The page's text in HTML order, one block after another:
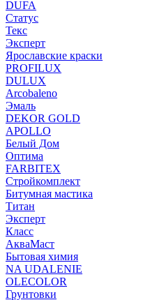
DUFA
Статус
Текс
Эксперт
Ярославские краски
PROFILUX
DULUX
Arcobaleno
Эмаль
DEKOR GOLD
APOLLO
Белый Дом
Оптима
FARBITEX
Стройкомплект
Битумная мастика
Титан
Эксперт
Класс
АкваМаст
Бытовая химия
NA UDALENIE
OLECOLOR
Грунтовки